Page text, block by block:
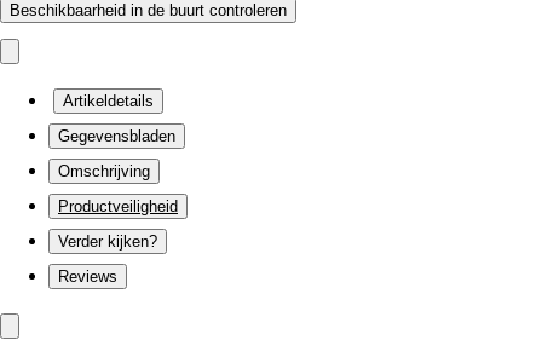
Beschikbaarheid in de buurt controleren
Artikeldetails
Gegevensbladen
Omschrijving
Productveiligheid
Verder kijken?
Reviews